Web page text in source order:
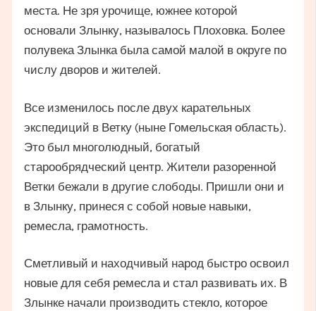
места. Не зря урочище, южнее которой
основали Злынку, называлось Плоховка. Более
полувека Злынка была самой малой в округе по
числу дворов и жителей.
Все изменилось после двух карательных
экспедиций в Ветку (ныне Гомельская область).
Это был многолюдный, богатый
старообрядческий центр. Жители разоренной
Ветки бежали в другие слободы. Пришли они и
в Злынку, принеся с собой новые навыки,
ремесла, грамотность.
Сметливый и находчивый народ быстро освоил
новые для себя ремесла и стал развивать их. В
Злынке начали производить стекло, которое